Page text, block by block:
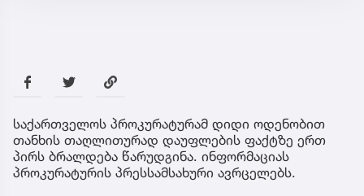
საქართველოს პროკურატურამ დიდი ოდენობით
თანხის თაღლითურად დაუფლების ფაქტზე ერთ
პირს ბრალდება წარუდგინა. ინფორმაციას
პროკურატურის პრესსამსახური ავრცელებს.